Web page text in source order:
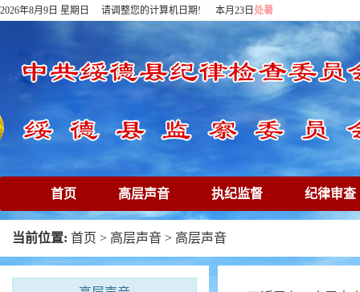
2026年8月9日 星期日 请调整您的计算机日期! 本月23日 处暑
首页 高层声音 执纪监督 纪律审查
下载专区 在线访谈
当前位置: 首页 > 高层声音 > 高层声音